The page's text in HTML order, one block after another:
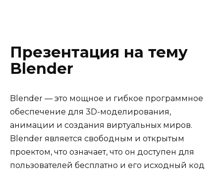
Презентация на тему
Blender
Blender — это мощное и гибкое программное
обеспечение для 3D-моделирования,
анимации и создания виртуальных миров.
Blender является свободным и открытым
проектом, что означает, что он доступен для
пользователей бесплатно и его исходный код